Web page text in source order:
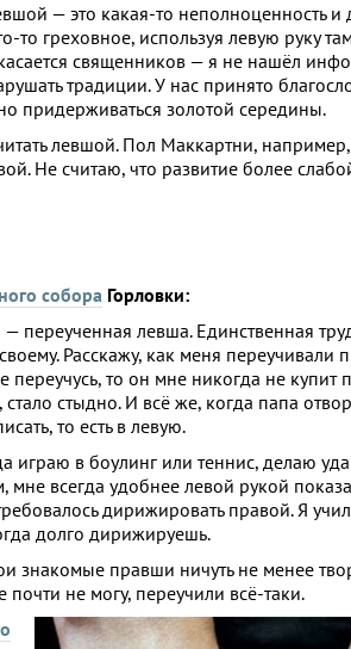
— это какая-то неполноценность и
то греховное, используя левую руку
священников — я не нашёл
традиции. У нас принято
придерживаться золотой середины.
левшой. Пол Маккартни,
Не считаю, что развитие более
собора Горловки:
переученная левша. Единственная
Расскажу, как меня переучивали
то он мне никогда не купит
стыдно. И всё же, когда папа
то есть в левую.
играю в боулинг или теннис, делаю
всегда удобнее левой рукой
дирижировать правой. Я
долго дирижируешь.
знакомые правши ничуть не менее
не могу, переучили всё-таки.